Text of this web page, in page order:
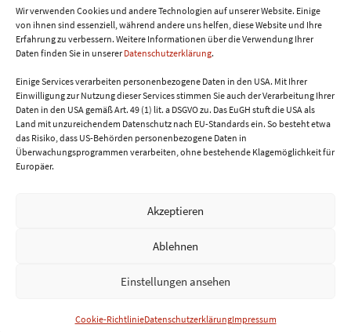
Wir verwenden Cookies und andere Technologien auf unserer Website. Einige
von ihnen sind essenziell, während andere uns helfen, diese Website und Ihre
Erfahrung zu verbessern. Weitere Informationen über die Verwendung Ihrer
Daten finden Sie in unsererDatenschutzerklärung.
Einige Services verarbeiten personenbezogene Daten in den USA. Mit Ihrer
Einwilligung zur Nutzung dieser Services stimmen Sie auch der Verarbeitung Ihrer
Daten in den USA gemäß Art. 49 (1) lit. a DSGVO zu. Das EuGH stuft die USA als
Land mit unzureichendem Datenschutz nach EU-Standards ein. So besteht etwa
das Risiko, dass US-Behörden personenbezogene Daten in
Überwachungsprogrammen verarbeiten, ohne bestehende Klagemöglichkeit für
Europäer.
Akzeptieren
Ablehnen
Einstellungen ansehen
Cookie-RichtlinieDatenschutzerklärungImpressum
Anblick.
WEITERLESEN
Datenschutzerklärung
Impressum